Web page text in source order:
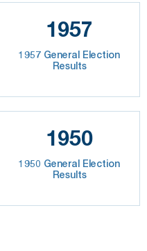
1957
1957 General Election
Results
1950
1950 General Election
Results